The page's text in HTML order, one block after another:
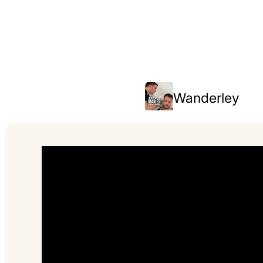
Wanderley